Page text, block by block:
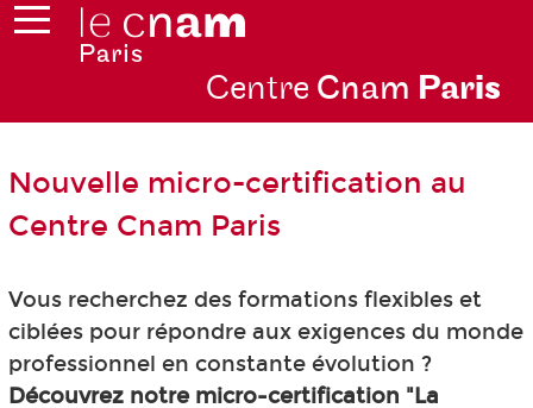
Centre Cnam Paris
Nouvelle micro-certification au
Centre Cnam Paris
Vous recherchez des formations flexibles et
ciblées pour répondre aux exigences du monde
professionnel en constante évolution ?
Découvrez notre micro-certification "La